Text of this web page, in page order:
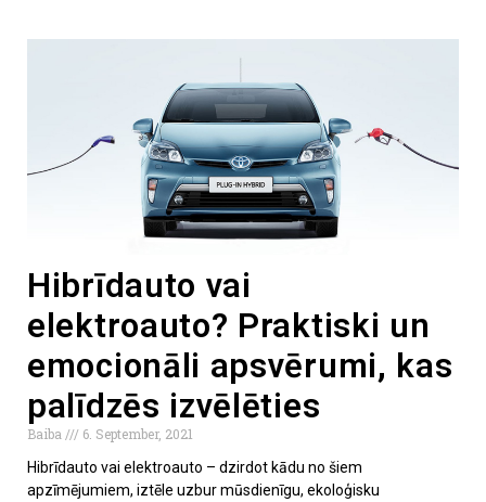
Hibrīdauto vai
elektroauto? Praktiski un
emocionāli apsvērumi, kas
palīdzēs izvēlēties
Baiba
6. September, 2021
Hibrīdauto vai elektroauto – dzirdot kādu no šiem
apzīmējumiem, iztēle uzbur mūsdienīgu, ekoloģisku